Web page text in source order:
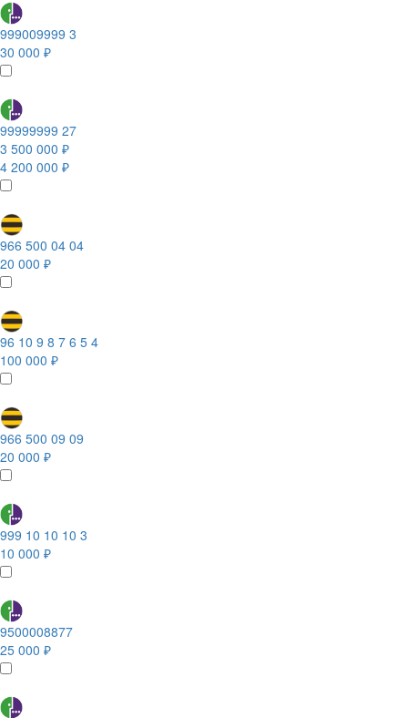
999009999 3
30 000 ₽
99999999 27
3 500 000 ₽
4 200 000 ₽
966 500 04 04
20 000 ₽
96 10 9 8 7 6 5 4
100 000 ₽
966 500 09 09
20 000 ₽
999 10 10 10 3
10 000 ₽
9500008877
25 000 ₽